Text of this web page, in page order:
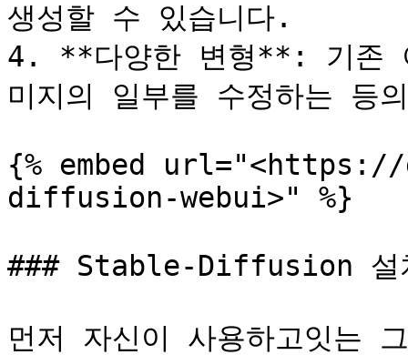
생성할 수 있습니다.
4. **다양한 변형**: 기존
미지의 일부를 수정하는 등
{% embed
diffusion-webui>" %}
### Stable-Diffusion 설
먼저 자신이 사용하고잇는